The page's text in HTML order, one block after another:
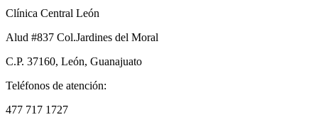
Clínica Central León
Alud #837 Col.Jardines del Moral
C.P. 37160, León, Guanajuato
Teléfonos de atención:
477 717 1727